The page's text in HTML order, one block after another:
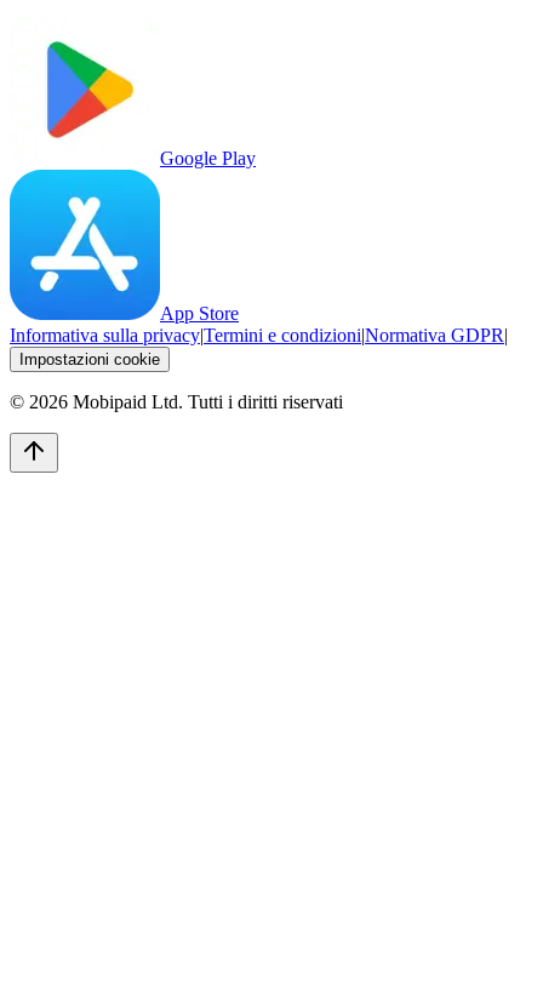
Google Play
App Store
Informativa sulla privacy|Termini e condizioni|Normativa GDPR|
Impostazioni cookie
© 2026 Mobipaid Ltd. Tutti i diritti riservati